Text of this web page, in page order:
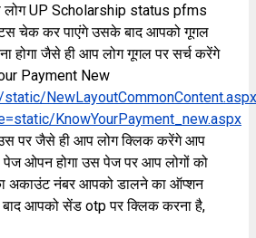
लोग UP Scholarship status pfms
चेक कर पाएंगे उसके बाद आपको गूगल
होगा जैसे ही आप लोग गूगल पर सर्च करेंगे
Payment New
KnowYourPayment_new.aspx
पर जैसे ही आप लोग क्लिक करेंगे आप
पेज ओपन होगा उस पेज पर आप लोगों को
अकाउंट नंबर आपको डालने का ऑप्शन
आपको सेंड otp पर क्लिक करना है,